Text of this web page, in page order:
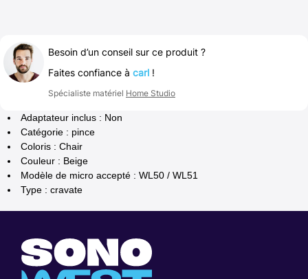
Besoin d’un conseil sur ce produit ?
Faites confiance à carl !
Spécialiste matériel Home Studio
Adaptateur inclus : Non
Catégorie : pince
Coloris : Chair
Couleur : Beige
Modèle de micro accepté : WL50 / WL51
Type : cravate